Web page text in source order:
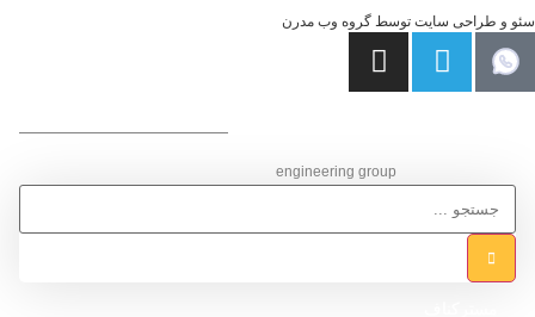
سئو و طراحی سایت توسط گروه وب مدرن
engineering group